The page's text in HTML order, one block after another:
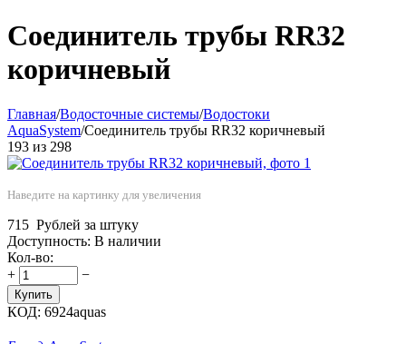
Соединитель трубы RR32
коричневый
Главная/Водосточные системы/Водостоки
AquaSystem/Соединитель трубы RR32 коричневый
193 из 298
Наведите на картинку для увеличения
715 Рублей за штуку
Доступность: В наличии
Кол-во:
+
−
Купить
КОД: 6924aquas